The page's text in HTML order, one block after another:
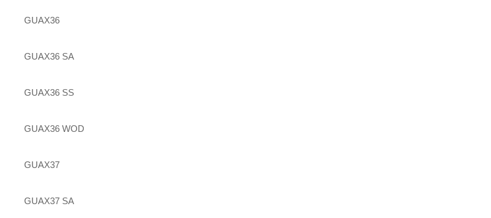
GUAX36
GUAX36 SA
GUAX36 SS
GUAX36 WOD
GUAX37
GUAX37 SA